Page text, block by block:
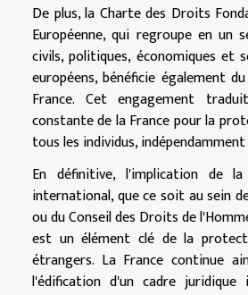
De plus, la Charte des Droits
Européenne, qui regroupe en un
civils, politiques, économiques et
européens, bénéficie également
France. Cet engagement
constante de la France pour la
tous les individus,
En définitive, l'implication de
international, que ce soit au sein
ou du Conseil des Droits de
est un élément clé de la
étrangers. La France continue
l'édification d'un cadre juridique